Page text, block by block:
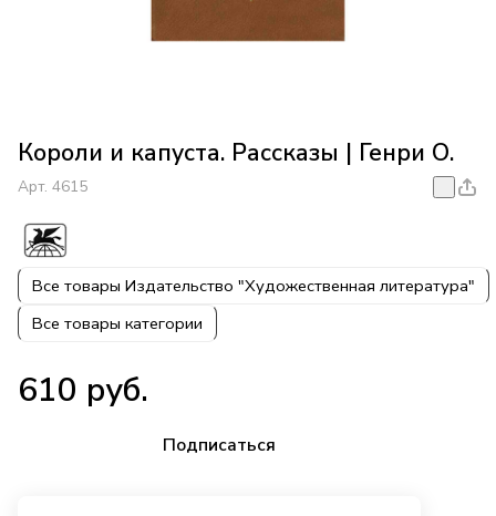
Короли и капуста. Рассказы | Генри О.
Арт. 4615
Все товары Издательство "Художественная литература"
Все товары категории
610 руб.
Подписаться